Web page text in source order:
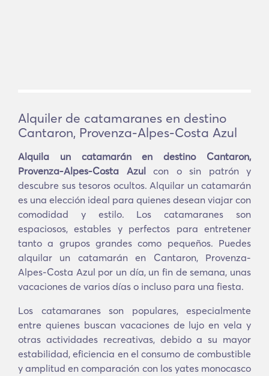
Alquiler de catamaranes en destino
Cantaron, Provenza-Alpes-Costa Azul
Alquila un catamarán en destino Cantaron,
Provenza-Alpes-Costa Azul con o sin patrón y
descubre sus tesoros ocultos. Alquilar un catamarán
es una elección ideal para quienes desean viajar con
comodidad y estilo. Los catamaranes son
espaciosos, estables y perfectos para entretener
tanto a grupos grandes como pequeños. Puedes
alquilar un catamarán en Cantaron, Provenza-
Alpes-Costa Azul por un día, un fin de semana, unas
vacaciones de varios días o incluso para una fiesta.
Los catamaranes son populares, especialmente
entre quienes buscan vacaciones de lujo en vela y
otras actividades recreativas, debido a su mayor
estabilidad, eficiencia en el consumo de combustible
y amplitud en comparación con los yates monocasco